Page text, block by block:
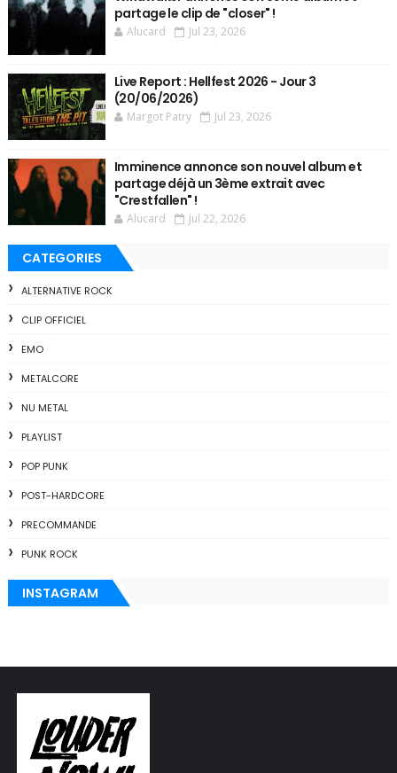
partage le clip de "closer" !
Alucard Jul 23, 2026
Live Report : Hellfest 2026 - Jour 3
(20/06/2026)
Margot Patry Jul 23, 2026
Imminence annonce son nouvel album et
partage déjà un 3ème extrait avec
"Crestfallen" !
Alucard Jul 22, 2026
CATEGORIES
ALTERNATIVE ROCK
CLIP OFFICIEL
EMO
METALCORE
NU METAL
PLAYLIST
POP PUNK
POST-HARDCORE
PRECOMMANDE
PUNK ROCK
INSTAGRAM